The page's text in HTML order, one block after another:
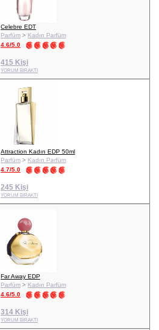
Celebre EDT
Parfüm > Kadın Parfüm
4.6/5.0
415 Kişi
YORUM BIRAKTI
Attraction Kadın EDP 50ml
Parfüm > Kadın Parfüm
4.7/5.0
245 Kişi
YORUM BIRAKTI
Far Away EDP
Parfüm > Kadın Parfüm
4.6/5.0
314 Kişi
YORUM BIRAKTI